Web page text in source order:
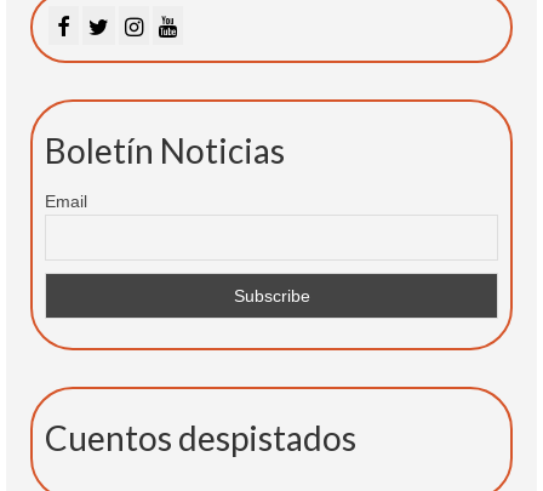
Boletín Noticias
Email
Cuentos despistados